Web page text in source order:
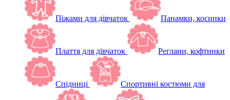
Піжами для дівчаток Панамки, косинки
Плаття для дівчаток Реглани, кофтинки
Спідниці Спортивні костюми для